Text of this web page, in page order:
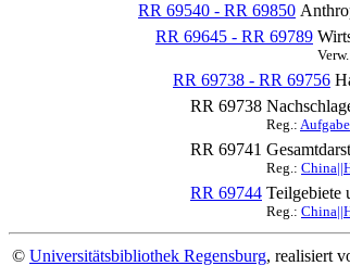
RR 69540 - RR 69850
RR 69645 - RR 69789
RR 69738 - RR 69756
RR 69738
Reg.:
RR 69741
Reg.:
RR 69744 Teilgebiete
Reg.:
© Universitätsbibliothek Regensburg, realisiert